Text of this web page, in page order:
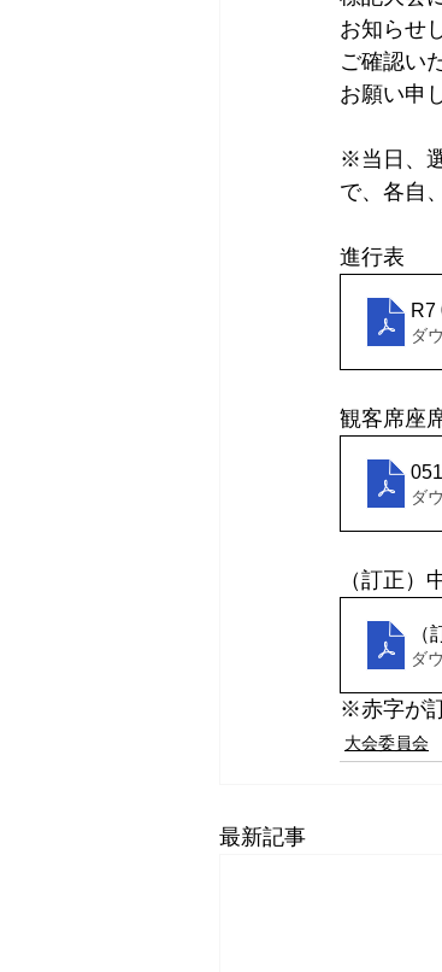
お知らせ
ご確認い
お願い申
※当日、
で、各自
進行表
R7
ダ
観客席座
ダ
（訂正）
ダ
※赤字が
大会委員会
最新記事